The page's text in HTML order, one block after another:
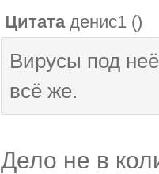
Цитата денис1 ()
Вирусы под
всё же.
Дело не в